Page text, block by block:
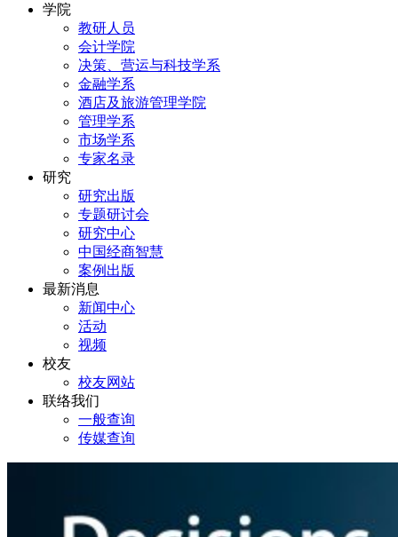
学院
教研人员
会计学院
决策、营运与科技学系
金融学系
酒店及旅游管理学院
管理学系
市场学系
专家名录
研究
研究出版
专题研讨会
研究中心
中国经商智慧
案例出版
最新消息
新闻中心
活动
视频
校友
校友网站
联络我们
一般查询
传媒查询